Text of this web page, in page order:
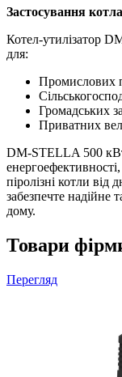
Застосування котла
Котел-утилізатор
для:
Промислових
Громадських
Приватних
DM-STELLA 500
піролізні котли від
забезпечте надійне
дому.
Товари
Перегляд